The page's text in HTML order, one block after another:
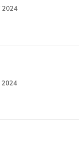
2024
2024